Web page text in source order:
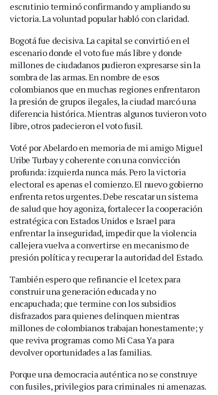
escrutinio terminó confirmando y ampliando su
victoria. La voluntad popular habló con claridad.
Bogotá fue decisiva. La capital se convirtió en el
escenario donde el voto fue más libre y donde
millones de ciudadanos pudieron expresarse sin la
sombra de las armas. En nombre de esos
colombianos que en muchas regiones enfrentaron
la presión de grupos ilegales, la ciudad marcó una
diferencia histórica. Mientras algunos tuvieron voto
libre, otros padecieron el voto fusil.
Voté por Abelardo en memoria de mi amigo Miguel
Uribe Turbay y coherente con una convicción
profunda: izquierda nunca más. Pero la victoria
electoral es apenas el comienzo. El nuevo gobierno
enfrenta retos urgentes. Debe rescatar un sistema
de salud que hoy agoniza, fortalecer la cooperación
estratégica con Estados Unidos e Israel para
enfrentar la inseguridad, impedir que la violencia
callejera vuelva a convertirse en mecanismo de
presión política y recuperar la autoridad del Estado.
También espero que refinancie el Icetex para
construir una generación educada y no
encapuchada; que termine con los subsidios
disfrazados para quienes delinquen mientras
millones de colombianos trabajan honestamente; y
que reviva programas como Mi Casa Ya para
devolver oportunidades a las familias.
Porque una democracia auténtica no se construye
con fusiles, privilegios para criminales ni amenazas.